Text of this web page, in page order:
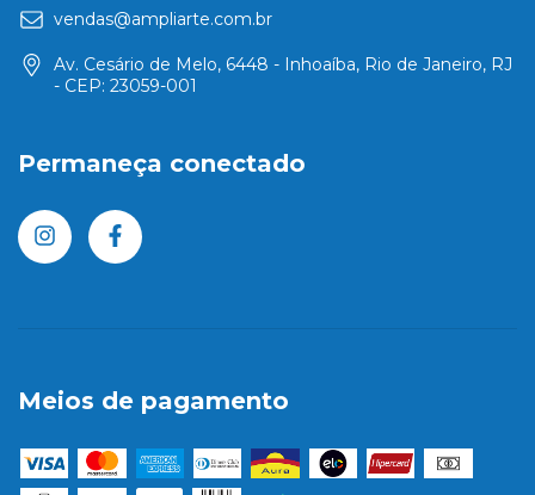
vendas@ampliarte.com.br
Av. Cesário de Melo, 6448 - Inhoaíba, Rio de Janeiro, RJ
- CEP: 23059-001
Permaneça conectado
Meios de pagamento